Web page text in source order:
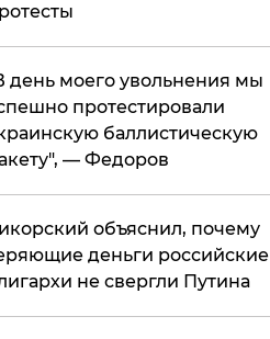
день моего увольнения мы
протестировали
баллистическую
— Федоров
объяснил, почему
деньги российские
не свергли Путина